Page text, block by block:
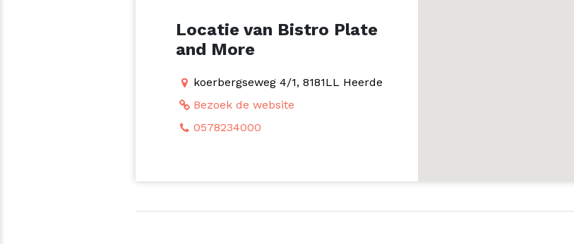
Locatie van Bistro Plate
and More
koerbergseweg 4/1, 8181LL Heerde
Bezoek de website
0578234000